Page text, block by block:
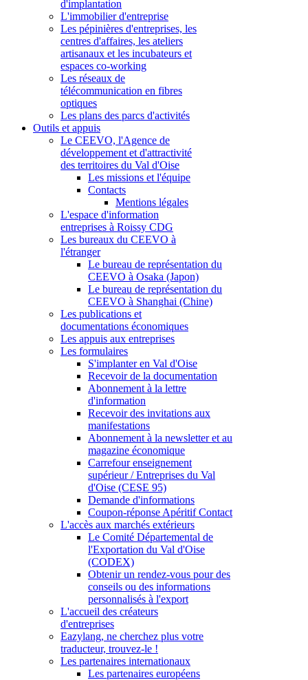
d'implantation
L'immobilier d'entreprise
Les pépinières d'entreprises, les
centres d'affaires, les ateliers
artisanaux et les incubateurs et
espaces co-working
Les réseaux de
télécommunication en fibres
optiques
Les plans des parcs d'activités
Outils et appuis
Le CEEVO, l'Agence de
développement et d'attractivité
des territoires du Val d'Oise
Les missions et l'équipe
Contacts
Mentions légales
L'espace d'information
entreprises à Roissy CDG
Les bureaux du CEEVO à
l'étranger
Le bureau de représentation du
CEEVO à Osaka (Japon)
Le bureau de représentation du
CEEVO à Shanghai (Chine)
Les publications et
documentations économiques
Les appuis aux entreprises
Les formulaires
S'implanter en Val d'Oise
Recevoir de la documentation
Abonnement à la lettre
d'information
Recevoir des invitations aux
manifestations
Abonnement à la newsletter et au
magazine économique
Carrefour enseignement
supérieur / Entreprises du Val
d'Oise (CESE 95)
Demande d'informations
Coupon-réponse Apéritif Contact
L'accès aux marchés extérieurs
Le Comité Départemental de
l'Exportation du Val d'Oise
(CODEX)
Obtenir un rendez-vous pour des
conseils ou des informations
personnalisés à l'export
L'accueil des créateurs
d'entreprises
Eazylang, ne cherchez plus votre
traducteur, trouvez-le !
Les partenaires internationaux
Les partenaires européens